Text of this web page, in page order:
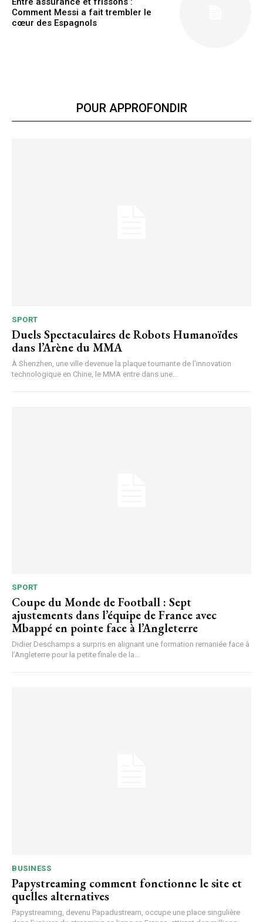
Comment Messi a fait trembler le
cœur des Espagnols
POUR APPROFONDIR
SPORT
Duels Spectaculaires de Robots Humanoïdes
dans l’Arène du MMA
À Shenzhen, une ville devenue la plaque tournante de l’innovation
technologique en Chine, le MMA entre dans une...
SPORT
Coupe du Monde de Football : Sept
ajustements dans l’équipe de France avec
Mbappé en pointe face à l’Angleterre
Didier Deschamps a surpris en alignant une formation remaniée face à
l’Angleterre pour la petite finale de la...
BUSINESS
Papystreaming comment fonctionne le site et
quelles alternatives
Papystreaming, devenu Papadustream, occupe une place singulière